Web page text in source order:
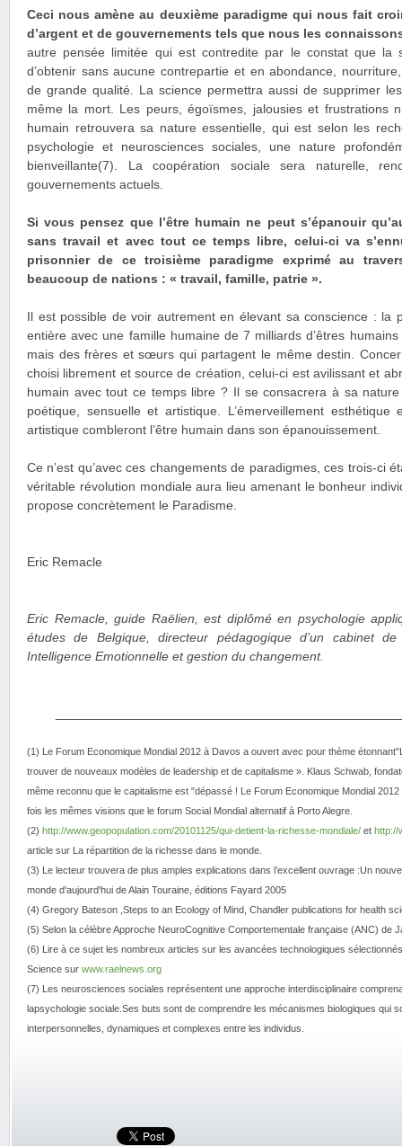
Ceci nous amène au deuxième paradigme qui nous fait
d’argent et de gouvernements tels que nous les
autre pensée limitée qui est contredite par le constat que la
d’obtenir sans aucune contrepartie et en abondance,
de grande qualité. La science permettra aussi de supprimer
même la mort. Les peurs, égoïsmes, jalousies et frustrations
humain retrouvera sa nature essentielle, qui est selon les
psychologie et neurosciences sociales, une nature
bienveillante(7). La coopération sociale sera naturelle,
gouvernements actuels.
Si vous pensez que l’être humain ne peut s’épanouir
sans travail et avec tout ce temps libre, celui-ci va
prisonnier de ce troisième paradigme exprimé au
beaucoup de nations : « travail, famille, patrie ».
Il est possible de voir autrement en élevant sa conscience : la
entière avec une famille humaine de 7 milliards d’êtres
mais des frères et sœurs qui partagent le même destin.
choisi librement et source de création, celui-ci est avilissant et
humain avec tout ce temps libre ? Il se consacrera à sa
poétique, sensuelle et artistique. L’émerveillement
artistique combleront l’être humain dans son épanouissement.
Ce n’est qu’avec ces changements de paradigmes, ces trois-ci
véritable révolution mondiale aura lieu amenant le bonheur
propose concrètement le Paradisme.
Eric Remacle
Eric Remacle, guide Raëlien, est diplômé en psychologie
études de Belgique, directeur pédagogique d’un cabinet
Intelligence Emotionnelle et gestion du changement.
(1) Le Forum Economique Mondial 2012 à Davos a ouvert avec pour thème
trouver de nouveaux modèles de leadership et de capitalisme ». Klaus Schwab,
même reconnu que le capitalisme est "dépassé ! Le Forum Economique Mondial
fois les mêmes visions que le forum Social Mondial alternatif à Porto Alegre.
(2) http://www.geopopulation.com/20101125/qui-detient-la-richesse-mondiale/ et http://
article sur La répartition de la richesse dans le monde.
(3) Le lecteur trouvera de plus amples explications dans l’excellent ouvrage :Un
monde d'aujourd'hui de Alain Touraine, éditions Fayard 2005
(4) Gregory Bateson ,Steps to an Ecology of Mind, Chandler publications for health
(5) Selon la célèbre Approche NeuroCognitive Comportementale française (ANC) de
(6) Lire à ce sujet les nombreux articles sur les avancées technologiques
Science sur www.raelnews.org
(7) Les neurosciences sociales représentent une approche interdisciplinaire
lapsychologie sociale.Ses buts sont de comprendre les mécanismes biologiques qui
interpersonnelles, dynamiques et complexes entre les individus.